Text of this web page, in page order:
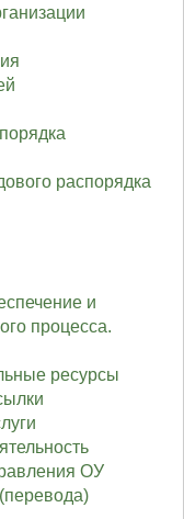
распорядка
и
процесса.
ресурсы
ОУ